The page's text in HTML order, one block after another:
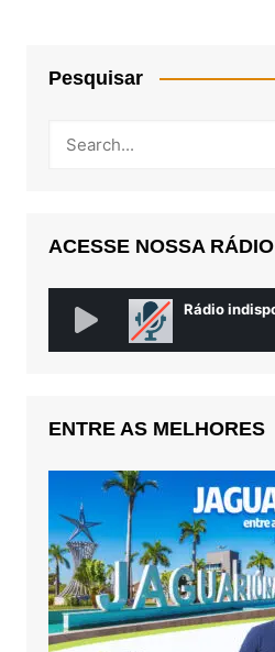
Pesquisar
ACESSE NOSSA RÁDIO
ENTRE AS MELHORES